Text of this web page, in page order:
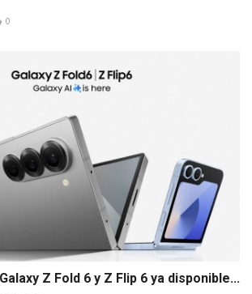
0
Z Fold 6 y Z Flip 6 ya disponible...